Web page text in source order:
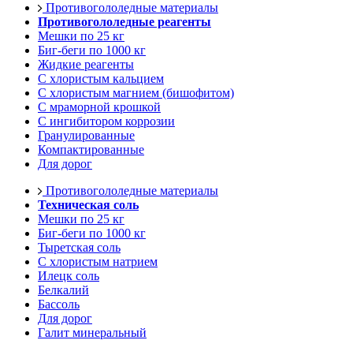
Противогололедные материалы
Противогололедные реагенты
Мешки по 25 кг
Биг-беги по 1000 кг
Жидкие реагенты
С хлористым кальцием
С хлористым магнием (бишофитом)
С мраморной крошкой
С ингибитором коррозии
Гранулированные
Компактированные
Для дорог
Противогололедные материалы
Техническая соль
Мешки по 25 кг
Биг-беги по 1000 кг
Тыретская соль
С хлористым натрием
Илецк соль
Белкалий
Бассоль
Для дорог
Галит минеральный